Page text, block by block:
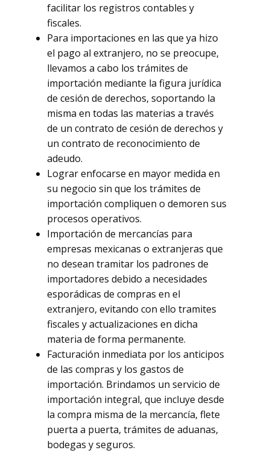
facilitar los registros contables y
fiscales.
Para importaciones en las que ya hizo
el pago al extranjero, no se preocupe,
llevamos a cabo los trámites de
importación mediante la figura jurídica
de cesión de derechos, soportando la
misma en todas las materias a través
de un contrato de cesión de derechos y
un contrato de reconocimiento de
adeudo.
Lograr enfocarse en mayor medida en
su negocio sin que los trámites de
importación compliquen o demoren sus
procesos operativos.
Importación de mercancías para
empresas mexicanas o extranjeras que
no desean tramitar los padrones de
importadores debido a necesidades
esporádicas de compras en el
extranjero, evitando con ello tramites
fiscales y actualizaciones en dicha
materia de forma permanente.
Facturación inmediata por los anticipos
de las compras y los gastos de
importación. Brindamos un servicio de
importación integral, que incluye desde
la compra misma de la mercancía, flete
puerta a puerta, trámites de aduanas,
bodegas y seguros.